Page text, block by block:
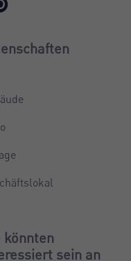
könnten
sein an